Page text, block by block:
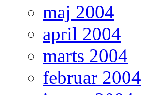
maj 2004
april 2004
marts 2004
februar 2004